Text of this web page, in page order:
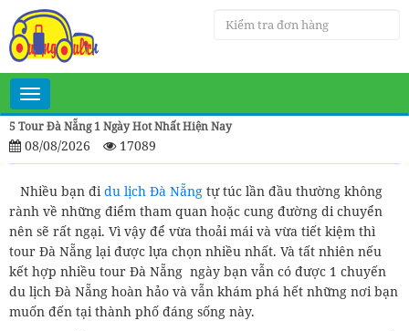
Toggle
navigation
5 Tour Đà Nẵng 1 Ngày Hot Nhất Hiện Nay
08/08/2026 17089
Nhiều bạn đidu lịch Đà Nẵng tự túc lần đầu thường không
rành về những điểm tham quan hoặc cung đường di chuyển
nên sẽ rất ngại. Vì vậy để vừa thoải mái và vừa tiết kiệm thì
tour Đà Nẵng lại được lựa chọn nhiều nhất. Và tất nhiên nếu
kết hợp nhiều tour Đà Nẵng ngày bạn vẫn có được 1 chuyến
du lịch Đà Nẵng hoàn hảo và vẫn khám phá hết những nơi bạn
muốn đến tại thành phố đáng sống này.